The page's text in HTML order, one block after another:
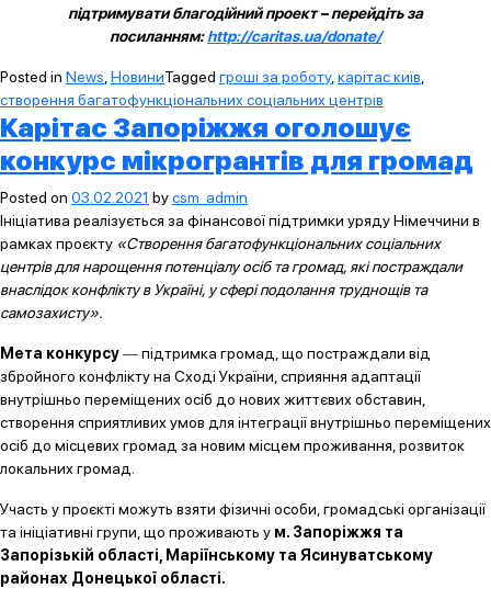
підтримувати благодійний проект – перейдіть за
посиланням:http://caritas.ua/donate/
Posted in News НовиниTagged гроші за роботу, карітас київ
створення багатофункціональних соціальних центрів
Карітас Запоріжжя оголошує
конкурс мікрогрантів для громад
Posted on 03.02.2021 bycsm_admin
Ініціатива реалізується за фінансової підтримки уряду Німеччини в
рамках проєкту «Створення багатофункціональних соціальних
центрів для нарощення потенціалу осіб та громад, які постраждали
внаслідок конфлікту в Україні, у сфері подолання труднощів та
самозахисту».
Мета конкурсу― підтримка громад, що постраждали від
збройного конфлікту на Сході України, сприяння адаптації
внутрішньо переміщених осіб до нових життєвих обставин,
створення сприятливих умов для інтеграції внутрішньо переміщених
осіб до місцевих громад за новим місцем проживання, розвиток
локальних громад.
Участь у проєкті можуть взяти фізичні особи, громадські організації
та ініціативні групи, що проживають у м. Запоріжжя та
Запорізькій області, Маріїнському та Ясинуватському
районах Донецької області.